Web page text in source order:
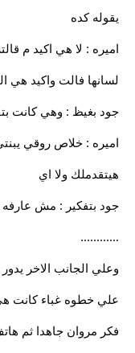
يقوله كده
اميره : لا هي اكيد م
لسانها فالت واكيد هي
جود بغيظ : وهي كانت
اميره : خلاص روقي
هيتقدملك ولا اي
جود بتفكير : مش عارفه
............
وعلي الجانب الاخر
علي خطوه غباء كانت
فكر مروان جاهدا ثم